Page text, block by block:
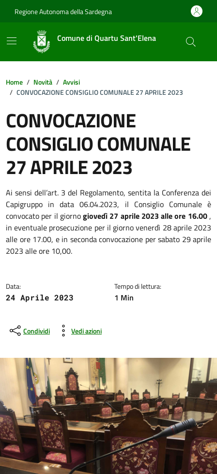
Regione Autonoma della Sardegna
Comune di Quartu Sant'Elena
Home Novità
Avvisi
CONVOCAZIONE CONSIGLIO COMUNALE 27 APRILE 2023
CONVOCAZIONE
CONSIGLIO COMUNALE
27 APRILE 2023
Dettagli della notizia
Ai sensi dell’art. 3 del Regolamento, sentita la Conferenza dei
Capigruppo in data 06.04.2023, il Consiglio Comunale è
convocato per il giornogiovedì 27 aprile 2023 alle ore 16.00,
in eventuale prosecuzione per il giorno venerdì 28 aprile 2023
alle ore 17.00, e in seconda convocazione per sabato 29 aprile
2023 alle ore 10,00.
Data:
24 Aprile 2023
Tempo di lettura:
1 Min
Condividi Vedi azioni